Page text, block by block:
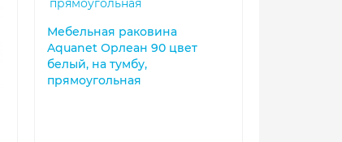
Мебельная раковина
Aquanet Орлеан 90 цвет
белый, на тумбу,
прямоугольная